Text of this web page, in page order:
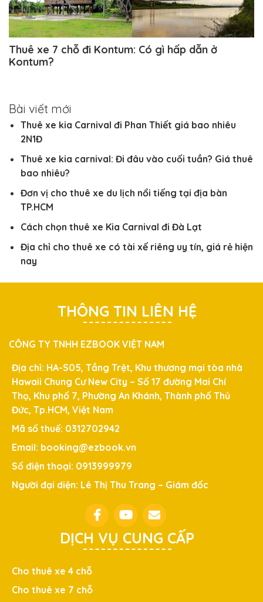
Thuê xe 7 chỗ đi Kontum: Có gì hấp dẫn ở
Kontum?
Bài viết mới
Thuê xe kia Carnival đi Phan Thiết giá bao nhiêu
2N1Đ
Thuê xe kia carnival: Đi đâu vào cuối tuần? Giá thuê
bao nhiêu?
Đơn vị cho thuê xe du lịch nổi tiếng tại địa bàn
TP.HCM
Cách chọn thuê xe Kia Carnival đi Đà Lạt
Địa chỉ cho thuê xe có tài xế riêng uy tín, giá rẻ hiện
nay
THÔNG TIN LIÊN HỆ
CÔNG TY TNHH EZBOOK VIỆT NAM
Địa chỉ: HA-S05, Tầng Trệt, Khu thương mại tòa nhà
Hawaii Chung Cư New City – Số 17 đường Mai Chí
Thọ, Khu phố 7, Phường An Khánh, Thành phố Thủ
Đức, Tp.HCM, Việt Nam
Mã số thuế: 0312702942
Email: booking@ezbook.vn
Số điện thoại: 0913999979
Người đại diện: Lê Thị Thu Trang – Giám đốc
DỊCH VỤ CUNG CẤP
Cho thuê xe 4 chỗ
Cho thuê xe 7 chỗ